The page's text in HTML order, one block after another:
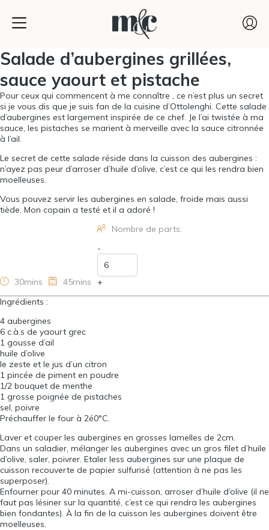
Salade d’aubergines grillées,
sauce yaourt et pistache
Pour ceux qui commencent à me connaître , ce n’est plus un secret
si je vous dis que je suis fan de la cuisine d’Ottolenghi. Cette salade
d’aubergines est largement inspirée de ce chef. Je l’ai twistée à ma
sauce, les pistaches se marient à merveille avec la sauce citronnée
à l’ail.
Le secret de cette salade réside dans la cuisson des aubergines :
n’ayez pas peur d’arroser d’huile d’olive, c’est ce qui les rendra bien
moelleuses.
Vous pouvez servir les aubergines en salade, froide mais aussi
tiède. Mon copain a testé et il a adoré !
30mins 45mins
Nombre de parts:
-
+
Ingrédients :
4 aubergines
6 c.à.s de yaourt grec
1 gousse d’ail
huile d’olive
le zeste et le jus d’un citron
1 pincée de piment en poudre
1/2 bouquet de menthe
1 grosse poignée de pistaches
sel, poivre
Préchauffer le four à 2é0°C.
Laver et couper les aubergines en grosses lamelles de 2cm.
Dans un saladier, mélanger les aubergines avec un gros filet d’huile
d’olive, saler, poivrer. Etaler less aubergines sur une plaque de
cuisson recouverte de papier sulfurisé (attention à ne pas les
superposer).
Enfourner pour 40 minutes. A mi-cuisson, arroser d’huile d’olive (il ne
faut pas lésiner sur la quantité, c’est ce qui rendra les aubergines
bien fondantes). À la fin de la cuisson les aubergines doivent être
moelleuses.